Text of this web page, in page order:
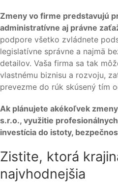
Zmeny vo firme predstavujú
administratívne aj právne
podpore všetko zvládnete
legislatívne správne a najmä
detailov. Vaša firma sa tak
vlastnému biznisu a rozvoju,
prevezme do rúk skúsený tím
Ak plánujete akékoľvek
s.r.o., využitie
investícia do istoty,
Zistite, ktorá
najvhodnejšia